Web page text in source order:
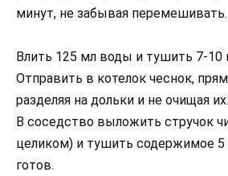
минут, не забывая перемешивать.
Влить 125 мл воды и тушить 7-10
Отправить в котелок чеснок,
разделяя на дольки и не очищая их.
В соседство выложить стручок
целиком) и тушить содержимое 5
готов.